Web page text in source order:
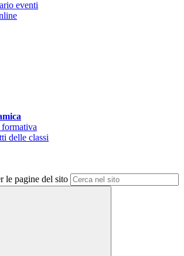
eventi
delle classi
le pagine del sito